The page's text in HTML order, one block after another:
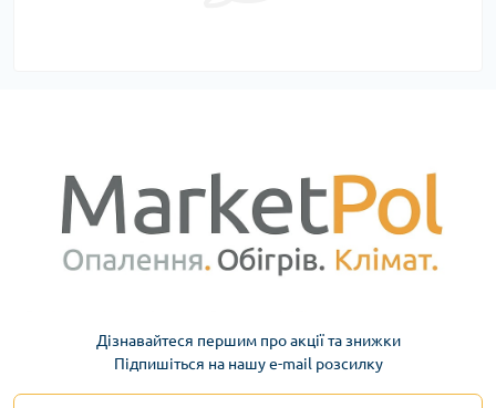
Дізнавайтеся першим про акції та знижки
Підпишіться на нашу e-mail розсилку